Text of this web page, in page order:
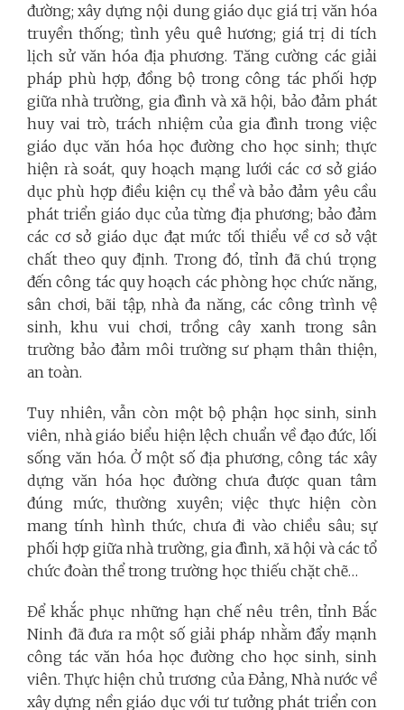
đường; xây dựng nội dung giáo dục giá trị văn hóa
truyền thống; tình yêu quê hương; giá trị di tích
lịch sử văn hóa địa phương. Tăng cường các giải
pháp phù hợp, đồng bộ trong công tác phối hợp
giữa nhà trường, gia đình và xã hội, bảo đảm phát
huy vai trò, trách nhiệm của gia đình trong việc
giáo dục văn hóa học đường cho học sinh; thực
hiện rà soát, quy hoạch mạng lưới các cơ sở giáo
dục phù hợp điều kiện cụ thể và bảo đảm yêu cầu
phát triển giáo dục của từng địa phương; bảo đảm
các cơ sở giáo dục đạt mức tối thiểu về cơ sở vật
chất theo quy định. Trong đó, tỉnh đã chú trọng
đến công tác quy hoạch các phòng học chức năng,
sân chơi, bãi tập, nhà đa năng, các công trình vệ
sinh, khu vui chơi, trồng cây xanh trong sân
trường bảo đảm môi trường sư phạm thân thiện,
an toàn.
Tuy nhiên, vẫn còn một bộ phận học sinh, sinh
viên, nhà giáo biểu hiện lệch chuẩn về đạo đức, lối
sống văn hóa. Ở một số địa phương, công tác xây
dựng văn hóa học đường chưa được quan tâm
đúng mức, thường xuyên; việc thực hiện còn
mang tính hình thức, chưa đi vào chiều sâu; sự
phối hợp giữa nhà trường, gia đình, xã hội và các tổ
chức đoàn thể trong trường học thiếu chặt chẽ…
Để khắc phục những hạn chế nêu trên, tỉnh Bắc
Ninh đã đưa ra một số giải pháp nhằm đẩy mạnh
công tác văn hóa học đường cho học sinh, sinh
viên. Thực hiện chủ trương của Đảng, Nhà nước về
xây dựng nền giáo dục với tư tưởng phát triển con